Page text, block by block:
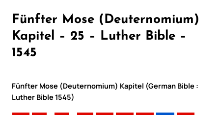
Fünfter Mose (Deuternomium)
Kapitel – 25 – Luther Bible –
1545
Fünfter Mose (Deuternomium) Kapitel (German Bible :
Luther Bible 1545)